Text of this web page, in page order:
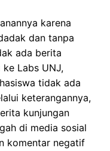
karena
dan tanpa
ada berita
Labs UNJ,
tidak ada
keterangannya,
kunjungan
di media sosial
komentar negatif